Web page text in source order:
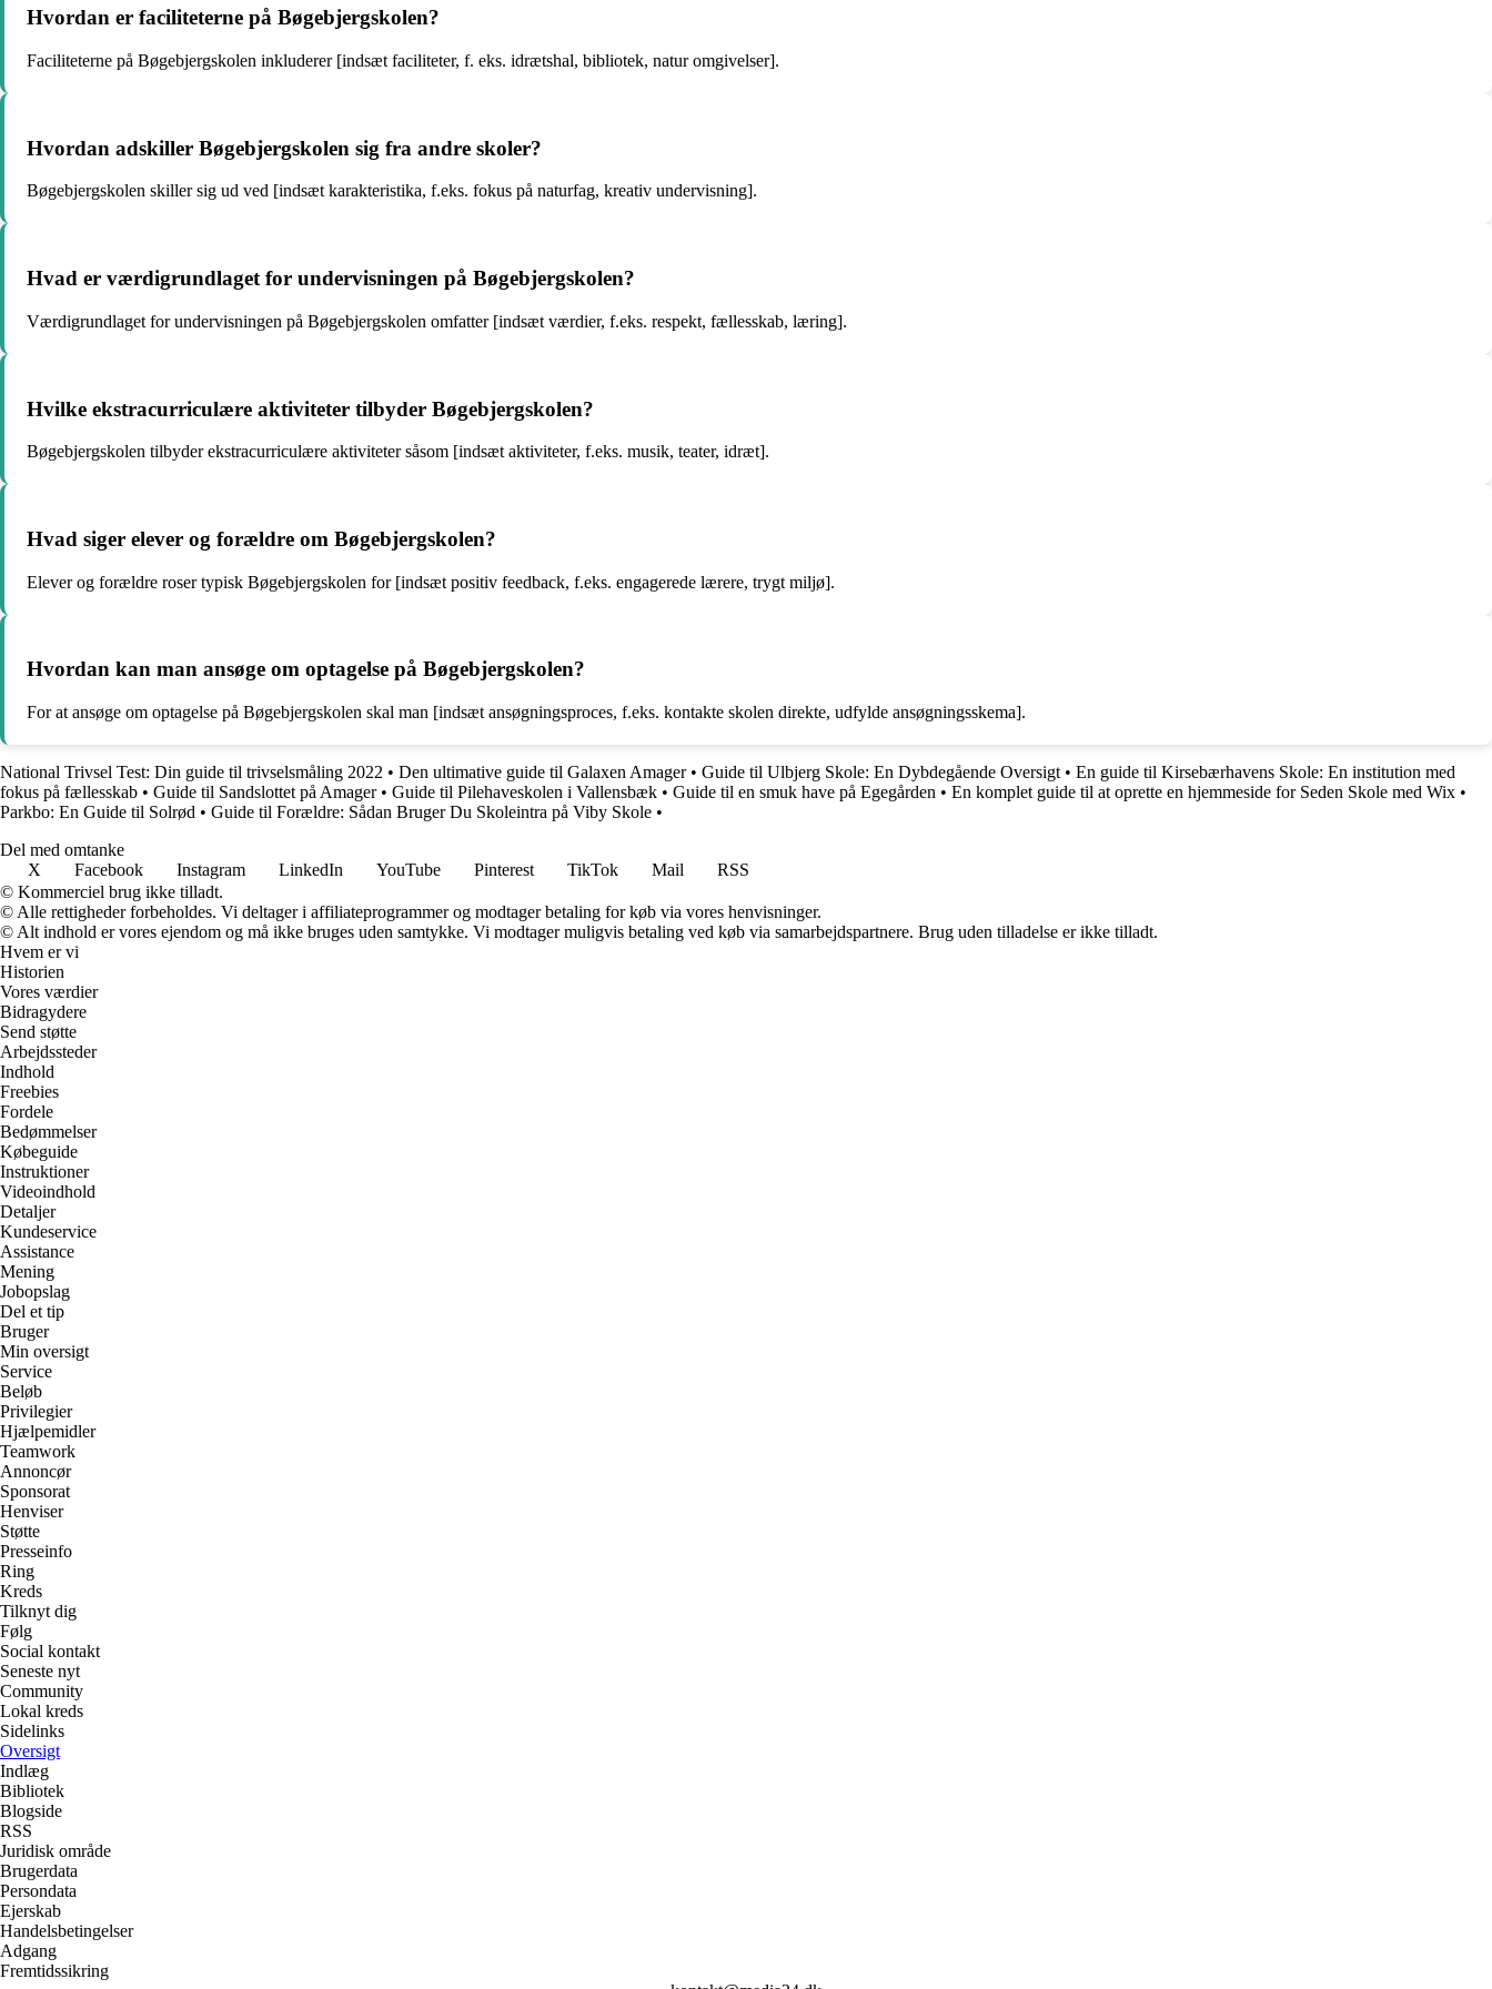
Hvordan er faciliteterne på Bøgebjergskolen?
Faciliteterne på Bøgebjergskolen inkluderer [indsæt faciliteter, f. eks. idrætshal, bibliotek, natur omgivelser].
Hvordan adskiller Bøgebjergskolen sig fra andre skoler?
Bøgebjergskolen skiller sig ud ved [indsæt karakteristika, f.eks. fokus på naturfag, kreativ undervisning].
Hvad er værdigrundlaget for undervisningen på Bøgebjergskolen?
Værdigrundlaget for undervisningen på Bøgebjergskolen omfatter [indsæt værdier, f.eks. respekt, fællesskab, læring].
Hvilke ekstracurriculære aktiviteter tilbyder Bøgebjergskolen?
Bøgebjergskolen tilbyder ekstracurriculære aktiviteter såsom [indsæt aktiviteter, f.eks. musik, teater, idræt].
Hvad siger elever og forældre om Bøgebjergskolen?
Elever og forældre roser typisk Bøgebjergskolen for [indsæt positiv feedback, f.eks. engagerede lærere, trygt miljø].
Hvordan kan man ansøge om optagelse på Bøgebjergskolen?
For at ansøge om optagelse på Bøgebjergskolen skal man [indsæt ansøgningsproces, f.eks. kontakte skolen direkte, udfylde ansøgningsskema].
National Trivsel Test: Din guide til trivselsmåling 2022 • Den ultimative guide til Galaxen Amager• Guide til Ulbjerg Skole: En Dybdegående Oversigt • En guide til Kirsebærhavens Skole: En institution med
fokus på fællesskab • Guide til Sandslottet på Amager• Guide til Pilehaveskolen i Vallensbæk • Guide til en smuk have på Egegården • En komplet guide til at oprette en hjemmeside for Seden Skole med Wix •
Parkbo: En Guide til Solrød • Guide til Forældre: Sådan Bruger Du Skoleintra på Viby Skole •
Del med omtanke
X
Facebook Instagram LinkedIn YouTube Pinterest TikTok Mail
RSS
© Kommerciel brug ikke tilladt.
© Alle rettigheder forbeholdes. Vi deltager i affiliateprogrammer og modtager betaling for køb via vores henvisninger.
© Alt indhold er vores ejendom og må ikke bruges uden samtykke. Vi modtager muligvis betaling ved køb via samarbejdspartnere. Brug uden tilladelse er ikke tilladt.
Hvem er vi
Historien
Vores værdier
Bidragydere
Send støtte
Arbejdssteder
Indhold
Freebies
Fordele
Bedømmelser
Købeguide
Instruktioner
Videoindhold
Detaljer
Kundeservice
Assistance
Mening
Jobopslag
Del et tip
Bruger
Min oversigt
Service
Beløb
Privilegier
Hjælpemidler
Teamwork
Annoncør
Sponsorat
Henviser
Støtte
Presseinfo
Ring
Kreds
Tilknyt dig
Følg
Social kontakt
Seneste nyt
Community
Lokal kreds
Sidelinks
Oversigt
Indlæg
Bibliotek
Blogside
RSS
Juridisk område
Brugerdata
Persondata
Ejerskab
Handelsbetingelser
Adgang
Fremtidssikring